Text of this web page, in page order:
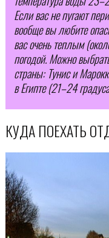
Если вас не пугают
вообще вы любите
вас очень теплым
погодой. Можно
страны: Тунис и
в Египте (21–24
КУДА ПОЕХАТЬ